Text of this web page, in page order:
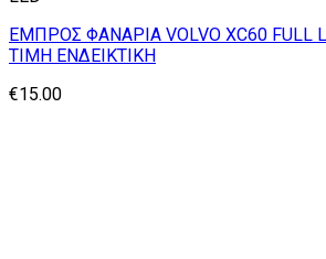
ΕΜΠΡΟΣ ΦΑΝΑΡΙΑ VOLVO XC60 FULL
TIMH ΕΝΔΕΙΚΤΙΚΗ
€15.00